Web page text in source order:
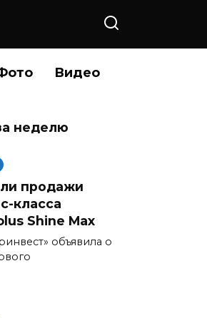
Видео
неделю
продажи
класса
Shine Max
объявила о